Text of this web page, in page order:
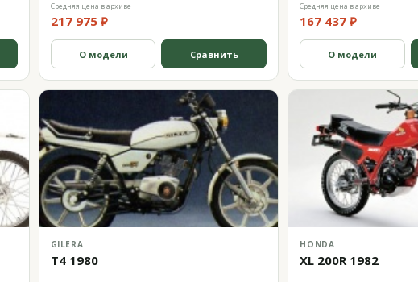
Средняя цена в архиве
217 975 ₽
О модели Сравнить
Средняя цена в архиве
167 437 ₽
О модели
GILERA
T4 1980
HONDA
XL 200R 1982